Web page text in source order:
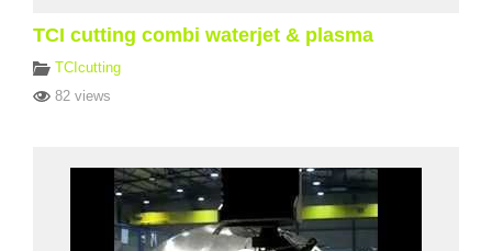
TCI cutting combi waterjet & plasma
TCIcutting
82 views